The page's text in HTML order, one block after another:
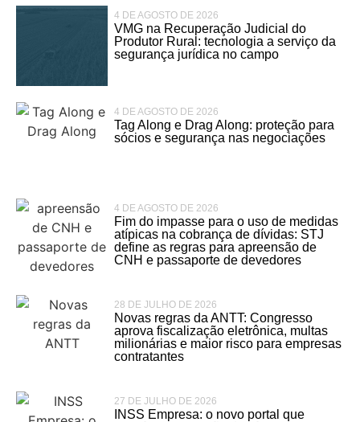
4 DE AGOSTO DE 2026
VMG na Recuperação Judicial do
Produtor Rural: tecnologia a serviço da
segurança jurídica no campo
4 DE AGOSTO DE 2026
Tag Along e Drag Along: proteção para
sócios e segurança nas negociações
4 DE AGOSTO DE 2026
Fim do impasse para o uso de medidas
atípicas na cobrança de dívidas: STJ
define as regras para apreensão de
CNH e passaporte de devedores
28 DE JULHO DE 2026
Novas regras da ANTT: Congresso
aprova fiscalização eletrônica, multas
milionárias e maior risco para empresas
contratantes
27 DE JULHO DE 2026
INSS Empresa: o novo portal que